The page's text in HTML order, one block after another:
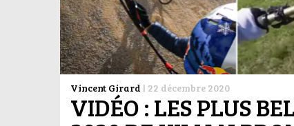
Vincent Girard | 22 décembre 2020
VIDÉO : LES PLUS